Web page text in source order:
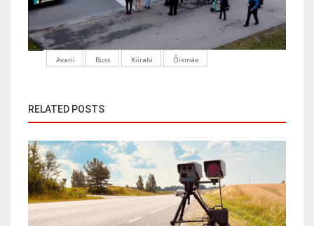
Avarii Buss Kiirabi Õismäe
RELATED POSTS